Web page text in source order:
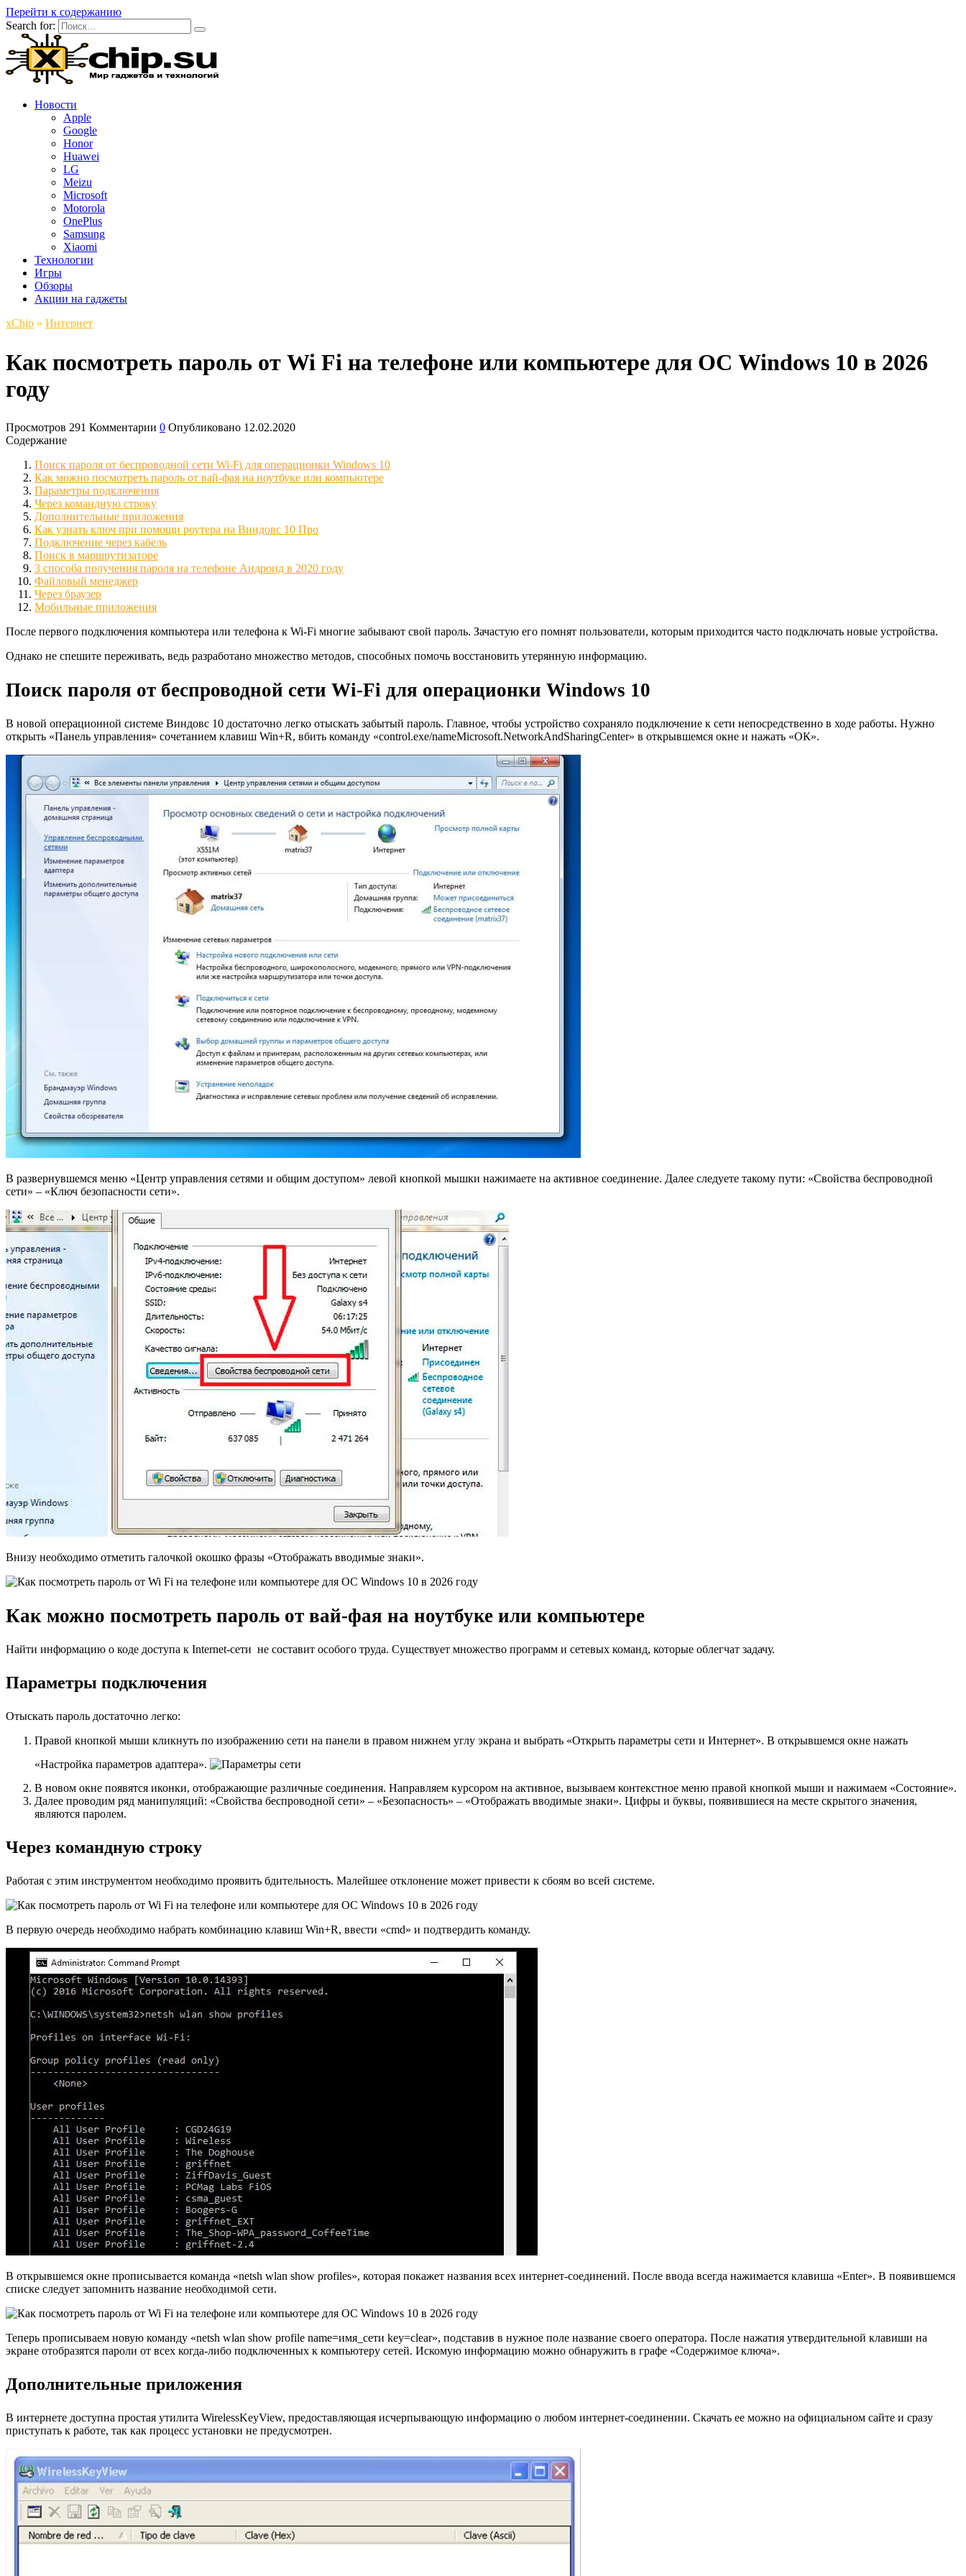
Перейти к содержанию
Search for:
Новости
Apple
Google
Honor
Huawei
LG
Meizu
Microsoft
Motorola
OnePlus
Samsung
Xiaomi
Технологии
Игры
Обзоры
Акции на гаджеты
xСhip » Интернет
Как посмотреть пароль от Wi Fi на телефоне или компьютере для ОС Windows 10 в 2026
году
Просмотров 291 Комментарии 0 Опубликовано 12.02.2020
Содержание
Поиск пароля от беспроводной сети Wi-Fi для операционки Windows 10
Как можно посмотреть пароль от вай-фая на ноутбуке или компьютере
Параметры подключения
Через командную строку
Дополнительные приложения
Как узнать ключ при помощи роутера на Виндовс 10 Про
Подключение через кабель
Поиск в маршрутизаторе
3 способа получения пароля на телефоне Андроид в 2020 году
Файловый менеджер
Через браузер
Мобильные приложения
После первого подключения компьютера или телефона к Wi-Fi многие забывают свой пароль. Зачастую его помнят пользователи, которым приходится часто подключать новые устройства.
Однако не спешите переживать, ведь разработано множество методов, способных помочь восстановить утерянную информацию.
Поиск пароля от беспроводной сети Wi-Fi для операционки Windows 10
В новой операционной системе Виндовс 10 достаточно легко отыскать забытый пароль. Главное, чтобы устройство сохраняло подключение к сети непосредственно в ходе работы. Нужно
открыть «Панель управления» сочетанием клавиш Win+R, вбить команду «control.exe/nameMicrosoft.NetworkAndSharingCenter» в открывшемся окне и нажать «ОК».
В развернувшемся меню «Центр управления сетями и общим доступом» левой кнопкой мышки нажимаете на активное соединение. Далее следуете такому пути: «Свойства беспроводной
сети» – «Ключ безопасности сети».
Внизу необходимо отметить галочкой окошко фразы «Отображать вводимые знаки».
Как можно посмотреть пароль от вай-фая на ноутбуке или компьютере
Найти информацию о коде доступа к Internet-сети не составит особого труда. Существует множество программ и сетевых команд, которые облегчат задачу.
Параметры подключения
Отыскать пароль достаточно легко:
Правой кнопкой мыши кликнуть по изображению сети на панели в правом нижнем углу экрана и выбрать «Открыть параметры сети и Интернет». В открывшемся окне нажать
«Настройка параметров адаптера».
В новом окне появятся иконки, отображающие различные соединения. Направляем курсором на активное, вызываем контекстное меню правой кнопкой мыши и нажимаем «Состояние».
Далее проводим ряд манипуляций: «Свойства беспроводной сети» – «Безопасность» – «Отображать вводимые знаки». Цифры и буквы, появившиеся на месте скрытого значения,
являются паролем.
Через командную строку
Работая с этим инструментом необходимо проявить бдительность. Малейшее отклонение может привести к сбоям во всей системе.
В первую очередь необходимо набрать комбинацию клавиш Win+R, ввести «cmd» и подтвердить команду.
В открывшемся окне прописывается команда «netsh wlan show profiles», которая покажет названия всех интернет-соединений. После ввода всегда нажимается клавиша «Enter». В появившемся
списке следует запомнить название необходимой сети.
Теперь прописываем новую команду «netsh wlan show profile name=имя_сети key=clear», подставив в нужное поле название своего оператора. После нажатия утвердительной клавиши на
экране отобразятся пароли от всех когда-либо подключенных к компьютеру сетей. Искомую информацию можно обнаружить в графе «Содержимое ключа».
Дополнительные приложения
В интернете доступна простая утилита WirelessKeyView, предоставляющая исчерпывающую информацию о любом интернет-соединении. Скачать ее можно на официальном сайте и сразу
приступать к работе, так как процесс установки не предусмотрен.